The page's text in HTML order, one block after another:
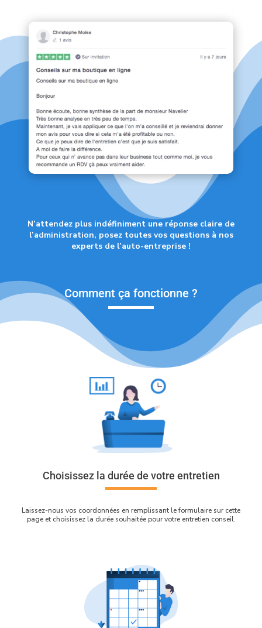
N’attendez plus indéfiniment une réponse claire de
l’administration, posez toutes vos questions à nos
experts de l’auto-entreprise !
Comment ça fonctionne ?
Choisissez la durée de votre entretien
Laissez-nous vos coordonnées en remplissant le formulaire sur cette
page et choisissez la durée souhaitée pour votre entretien conseil.